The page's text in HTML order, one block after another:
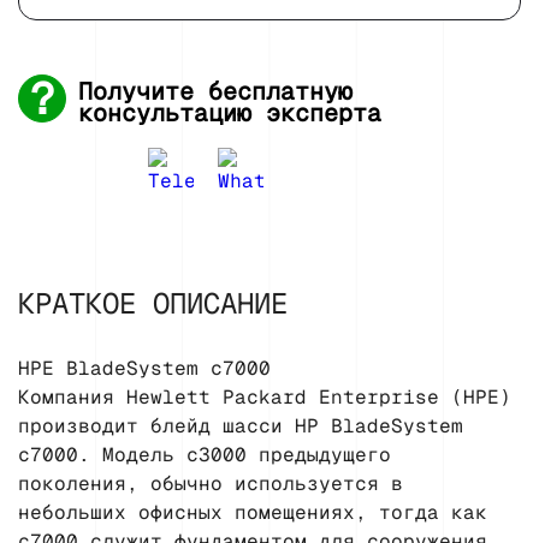
Получите бесплатную
консультацию эксперта
КРАТКОЕ ОПИСАНИЕ
HPE BladeSystem c7000
Компания Hewlett Packard Enterprise (HPE)
производит блейд шасси HP BladeSystem
c7000. Модель c3000 предыдущего
поколения, обычно используется в
небольших офисных помещениях, тогда как